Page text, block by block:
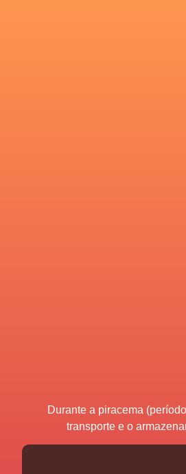
Durante a piracema
transporte e o